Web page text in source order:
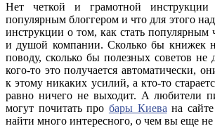
Нет четкой и грамотной
популярным блоггером и что для этого
инструкции о том, как стать популярным
и душой компании. Сколько бы книжек
поводу, сколько бы полезных советов не
кого-то это получается автоматически,
к этому никаких усилий, а кто-то
равно ничего не выходит. А любители
могут почитать про бары Киевана сайте
найти много интересного, о чем вы еще не